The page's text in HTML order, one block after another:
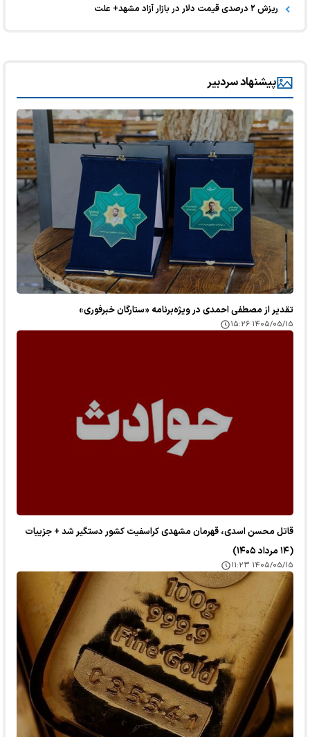
ریزش ۲ درصدی قیمت دلار در بازار آزاد مشهد+ علت
پیشنهاد سردبیر
تقدیر از مصطفی احمدی در ویژه‌برنامه «ستارگان خبرفوری»
۱۴۰۵/۰۵/۱۵ ۱۵:۲۶
قاتل محسن اسدی، قهرمان مشهدی کراسفیت کشور دستگیر شد + جزییات
(۱۴ مرداد ۱۴۰۵)
۱۴۰۵/۰۵/۱۵ ۱۱:۲۳